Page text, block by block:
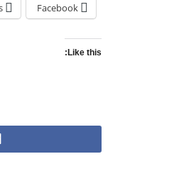
Facebook
Like this: